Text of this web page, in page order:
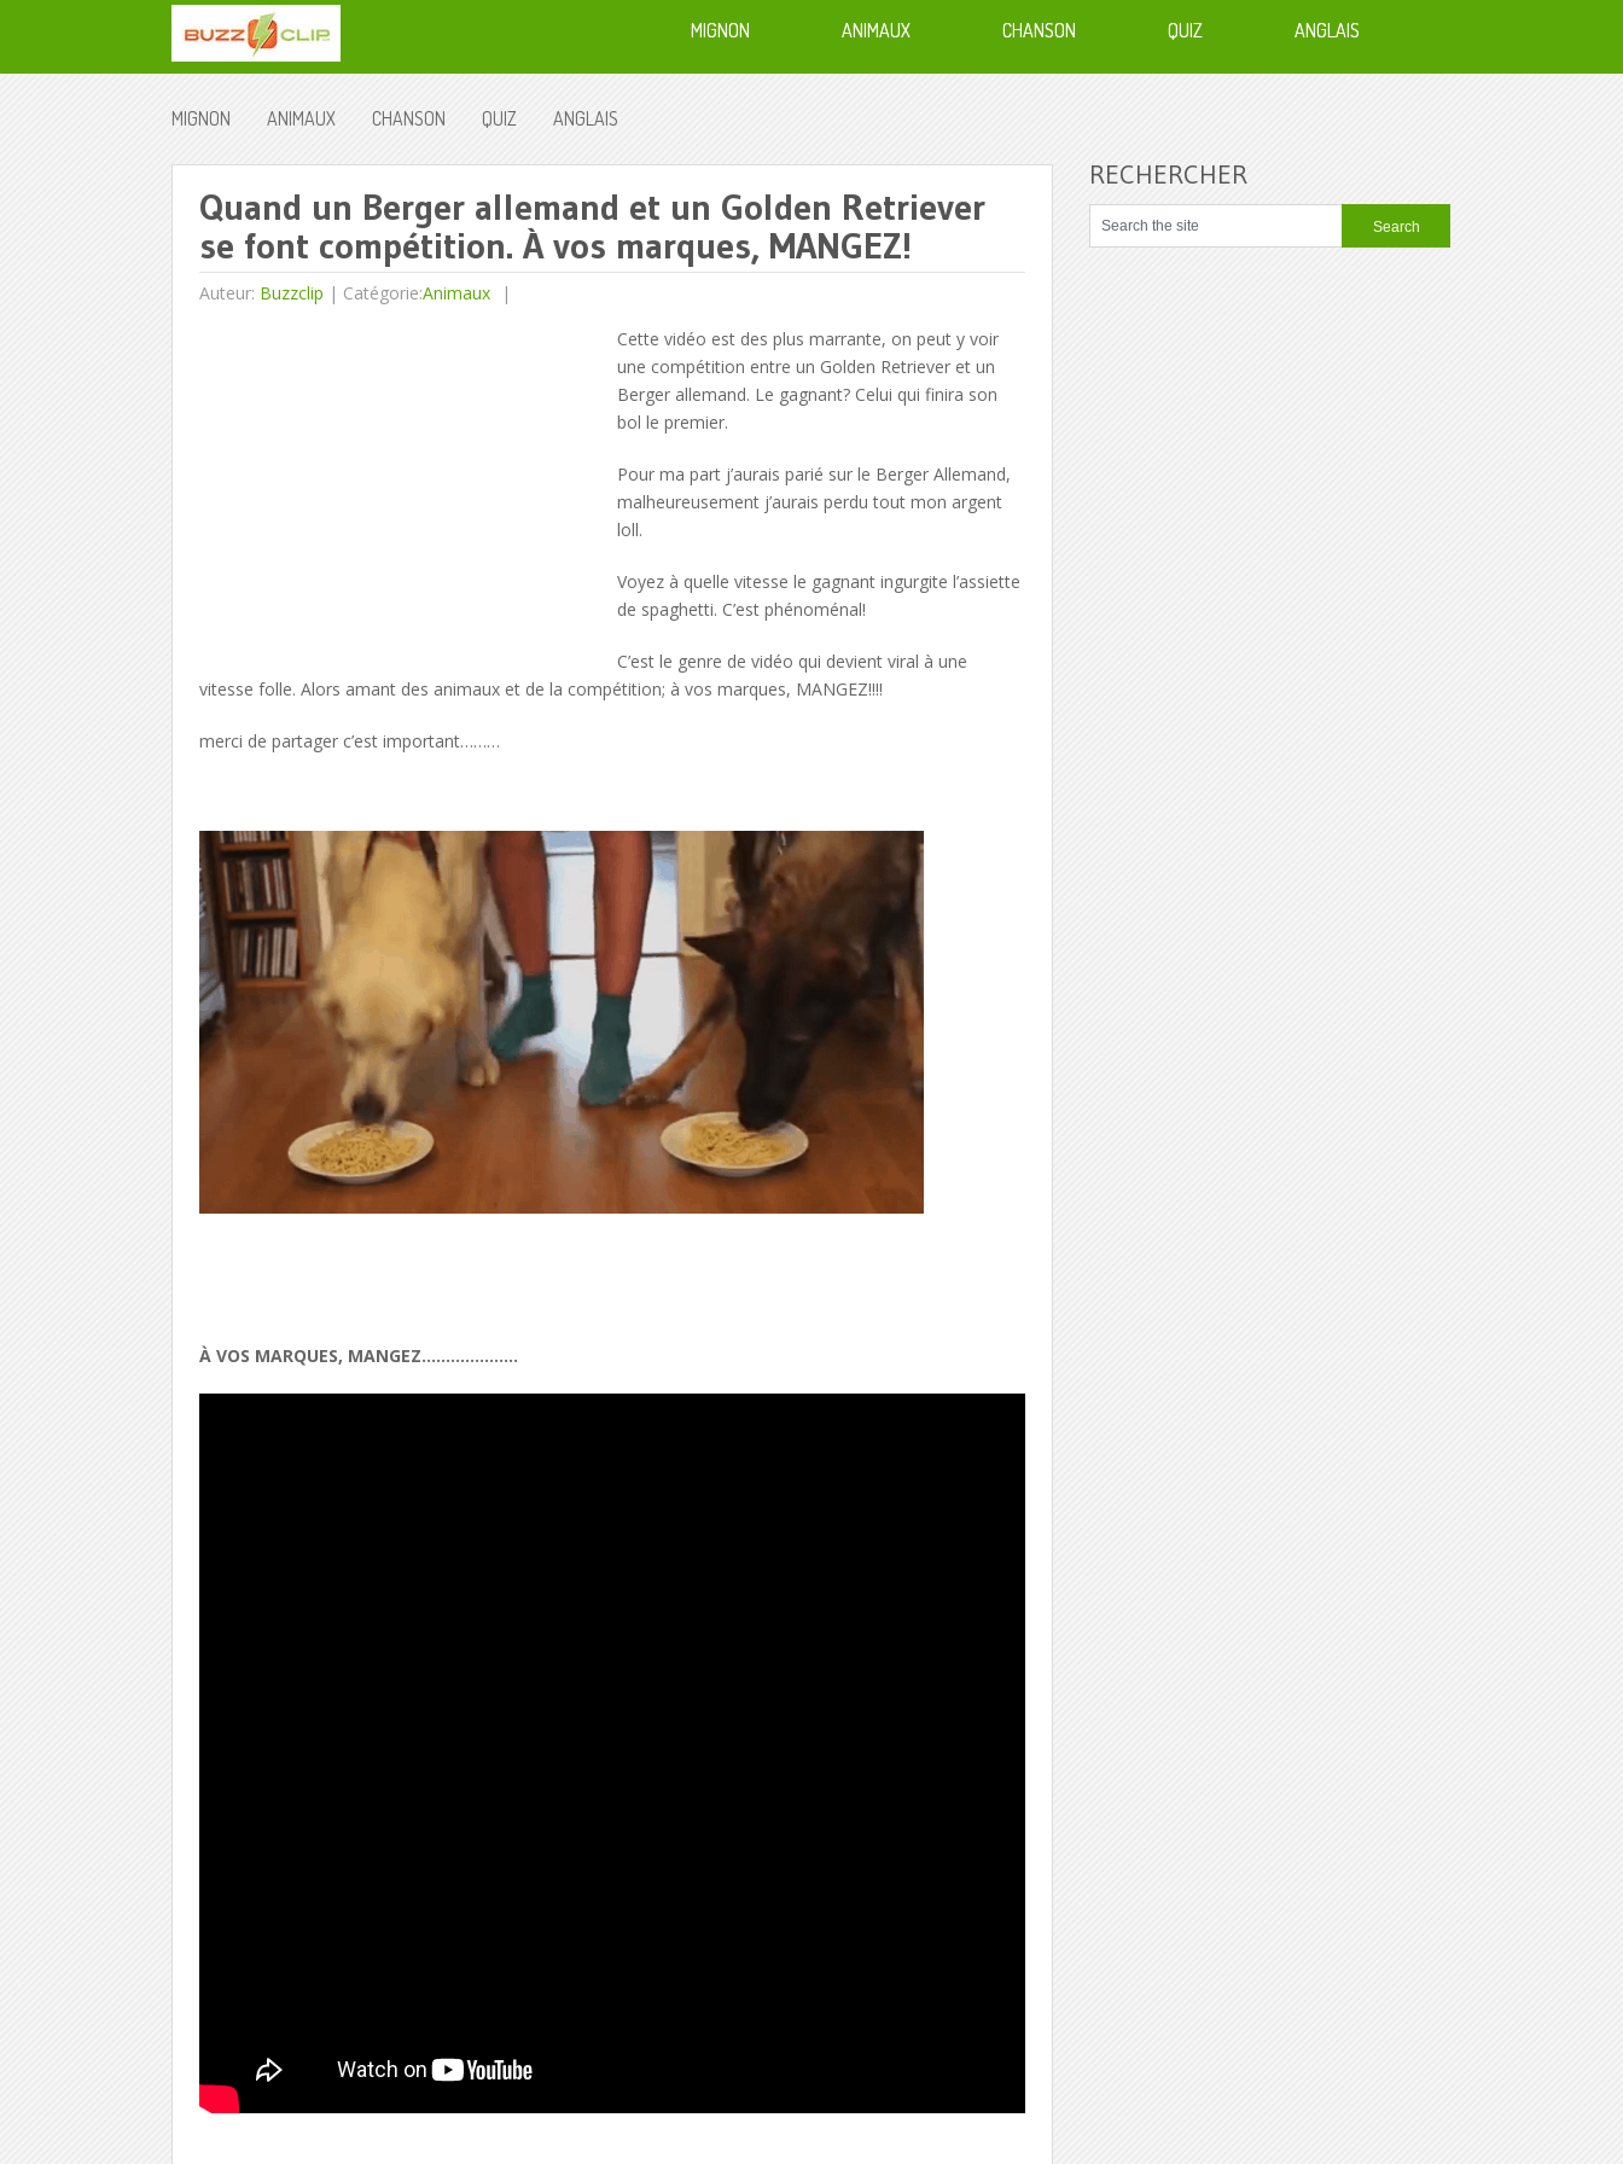
MIGNON ANIMAUX CHANSON QUIZ ANGLAIS
MIGNON ANIMAUX CHANSON QUIZ ANGLAIS
Quand un Berger allemand et un Golden Retriever
se font compétition. À vos marques, MANGEZ!
Auteur: Buzzclip | Catégorie:Animaux
Cette vidéo est des plus marrante, on peut y voir
une compétition entre un Golden Retriever et un
Berger allemand. Le gagnant? Celui qui finira son
bol le premier.
Pour ma part j’aurais parié sur le Berger Allemand,
malheureusement j’aurais perdu tout mon argent
loll.
Voyez à quelle vitesse le gagnant ingurgite l’assiette
de spaghetti. C’est phénoménal!
C’est le genre de vidéo qui devient viral à une
vitesse folle. Alors amant des animaux et de la compétition; à vos marques, MANGEZ!!!!
merci de partager c’est important………
À VOS MARQUES, MANGEZ………………..
RECHERCHER